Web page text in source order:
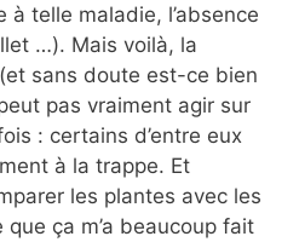
à telle maladie, l’absence
…). Mais voilà, la
sans doute est-ce bien
pas vraiment agir sur
: certains d’entre eux
à la trappe. Et
les plantes avec les
ça m’a beaucoup fait